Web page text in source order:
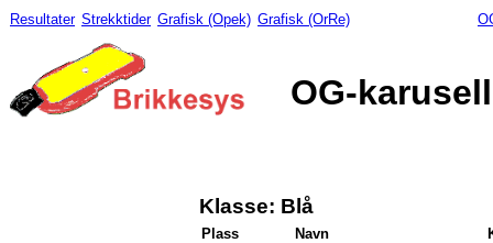
Resultater Strekktider Grafisk (Opek) Grafisk (OrRe)
OG-
Klasse: Blå
Plass Navn